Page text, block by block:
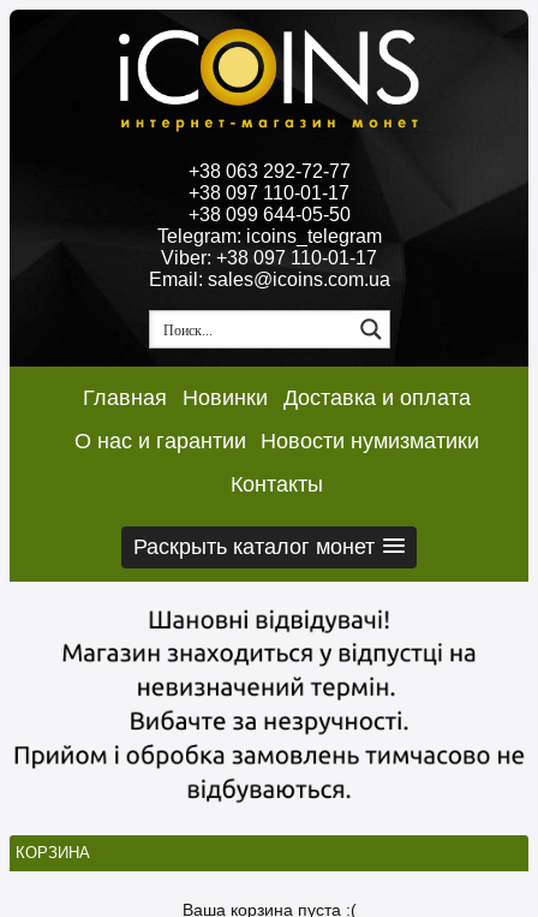
+38 063 292-72-77
+38 097 110-01-17
+38 099 644-05-50
Telegram: icoins_telegram
Viber: +38 097 110-01-17
Email: sales@icoins.com.ua
Главная Новинки
Доставка и оплата
О нас и гарантии
Новости нумизматики
Контакты
Раскрыть каталог монет
КОРЗИНА
Ваша корзина пуста :(